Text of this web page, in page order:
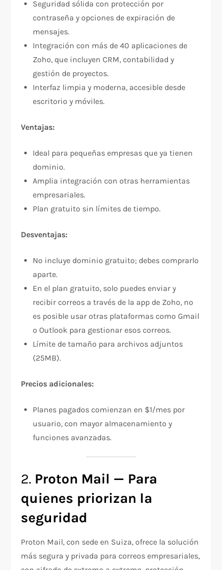
Seguridad sólida con protección por
contraseña y opciones de expiración de
mensajes.
Integración con más de 40 aplicaciones de
Zoho, que incluyen CRM, contabilidad y
gestión de proyectos.
Interfaz limpia y moderna, accesible desde
escritorio y móviles.
Ventajas:
Ideal para pequeñas empresas que ya tienen
dominio.
Amplia integración con otras herramientas
empresariales.
Plan gratuito sin límites de tiempo.
Desventajas:
No incluye dominio gratuito; debes comprarlo
aparte.
En el plan gratuito, solo puedes enviar y
recibir correos a través de la app de Zoho, no
es posible usar otras plataformas como Gmail
o Outlook para gestionar esos correos.
Límite de tamaño para archivos adjuntos
(25MB).
Precios adicionales:
Planes pagados comienzan en $1/mes por
usuario, con mayor almacenamiento y
funciones avanzadas.
2. Proton Mail — Para
quienes priorizan la
seguridad
Proton Mail, con sede en Suiza, ofrece la solución
más segura y privada para correos empresariales,